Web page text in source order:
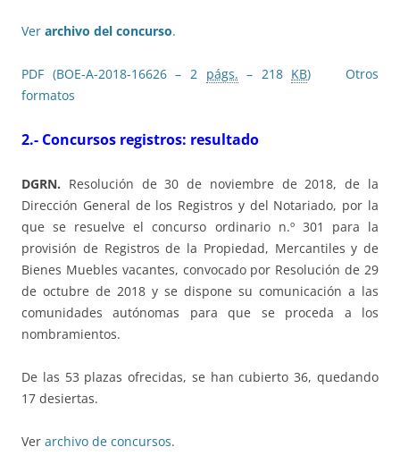
Ver archivo del concurso.
PDF (BOE-A-2018-16626 – 2 págs. – 218 KB)
Otros
formatos
2.- Concursos registros: resultado
DGRN. Resolución de 30 de noviembre de 2018, de la
Dirección General de los Registros y del Notariado, por la
que se resuelve el concurso ordinario n.º 301 para la
provisión de Registros de la Propiedad, Mercantiles y de
Bienes Muebles vacantes, convocado por Resolución de 29
de octubre de 2018 y se dispone su comunicación a las
comunidades autónomas para que se proceda a los
nombramientos.
De las 53 plazas ofrecidas, se han cubierto 36, quedando
17 desiertas.
Ver archivo de concursos.